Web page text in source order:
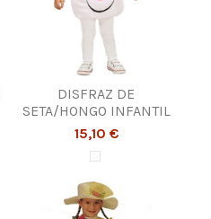
DISFRAZ DE
SETA/HONGO INFANTIL
15,10 €